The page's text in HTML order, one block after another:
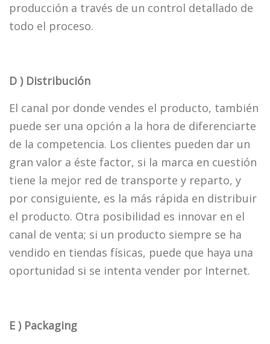
producción a través de un control detallado de
todo el proceso.
D ) Distribución
El canal por donde vendes el producto, también
puede ser una opción a la hora de diferenciarte
de la competencia. Los clientes pueden dar un
gran valor a éste factor, si la marca en cuestión
tiene la mejor red de transporte y reparto, y
por consiguiente, es la más rápida en distribuir
el producto. Otra posibilidad es innovar en el
canal de venta; si un producto siempre se ha
vendido en tiendas físicas, puede que haya una
oportunidad si se intenta vender por Internet.
E ) Packaging